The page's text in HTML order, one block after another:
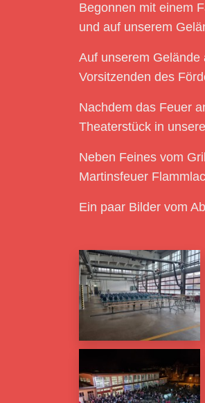
Begonnen mit einem
und auf unserem
Auf unserem Gelände
Vorsitzenden des
Nachdem das Feuer
Theaterstück in
Neben Feines vom
Martinsfeuer
Ein paar Bilder vom